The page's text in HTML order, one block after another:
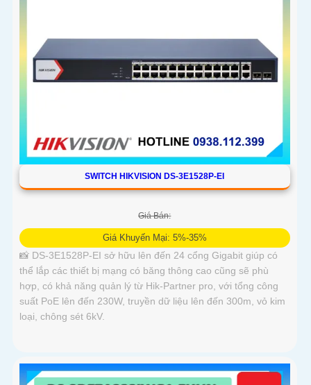
SWITCH HIKVISION DS-3E1528P-EI
Giá Bán:
Giá Khuyến Mại: 5%-35%
📸 DS-3E1528P-EI sở hữu lên đến 24 cổng Gigabit giúp có
thể lắp các thiết bị mạng có băng thông cao cũng sẽ phù
hợp, có khả năng quản lý từ Hik-Partner pro, với tổng công
suất PoE lên đến 230W, truyền dữ liệu lên đến 300m, vỏ kim
loại, chông sét 6kV.